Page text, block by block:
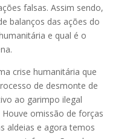
falsas. Assim sendo,
balanços das ações do
e qual é o
crise humanitária que
de desmonte de
ao garimpo ilegal
omissão de forças
aldeias e agora temos